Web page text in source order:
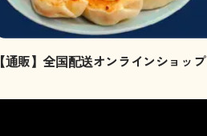
【通販】全国配送オンラインショップ